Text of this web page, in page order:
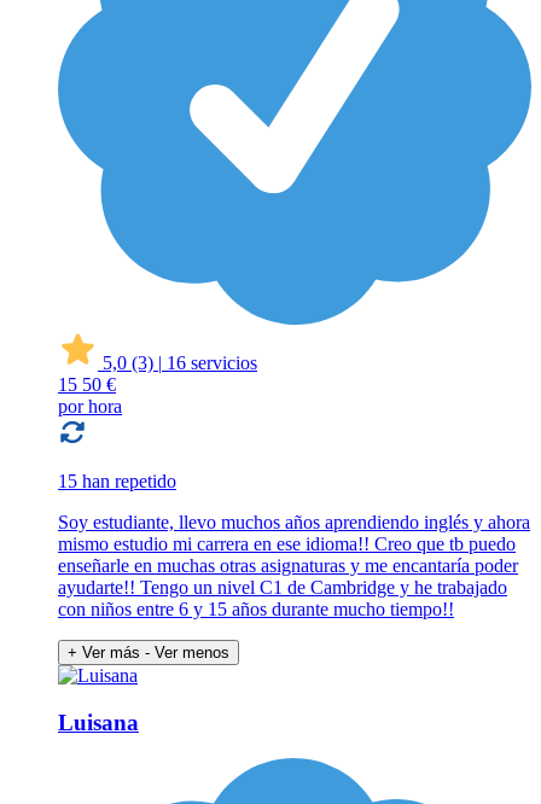
5,0 (3) | 16 servicios
15 50 €
por hora
15 han repetido
Soy estudiante, llevo muchos años aprendiendo inglés y ahora
mismo estudio mi carrera en ese idioma!! Creo que tb puedo
enseñarle en muchas otras asignaturas y me encantaría poder
ayudarte!! Tengo un nivel C1 de Cambridge y he trabajado
con niños entre 6 y 15 años durante mucho tiempo!!
+ Ver más - Ver menos
Luisana